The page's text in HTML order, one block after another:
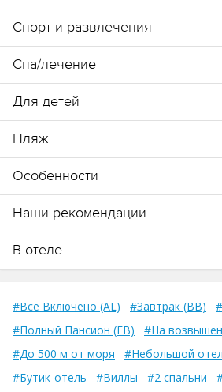
Входит в ассоциацию Relais & Chateaux:
Спорт и развлечения
Спа/лечение
Для детей
Пляж
Особенности
Наши рекомендации
В отеле
#Все Включено (AL) #Завтрак (BB)
#Полный Пансион (FB)
#На
#До 500 м от моря
#Небольшой
#Бутик-отель
#Виллы #2 спальни